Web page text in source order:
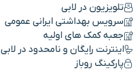
تلویزیون در لابی
سرویس بهداشتی ایرانی عمومی
جعبه کمک های اولیه
اینترنت رایگان و نامحدود در لابی
پارکینگ روباز